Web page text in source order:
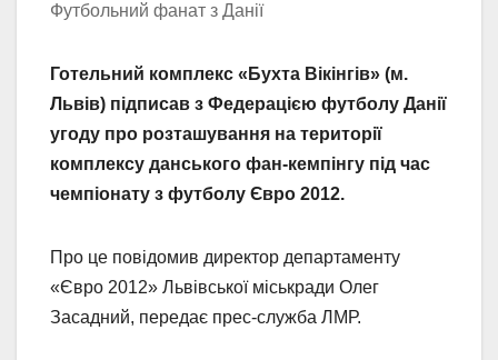
Футбольний фанат з Данії
Готельний комплекс «Бухта Вікінгів» (м.
Львів) підписав з Федерацією футболу Данії
угоду про розташування на території
комплексу данського фан-кемпінгу під час
чемпіонату з футболу Євро 2012.
Про це повідомив директор департаменту
«Євро 2012» Львівської міськради Олег
Засадний, передає прес-служба ЛМР.